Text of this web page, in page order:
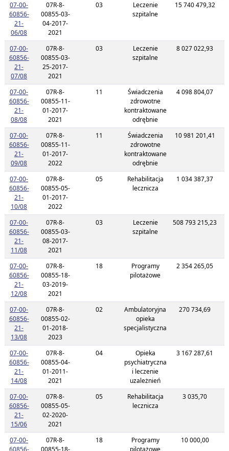
07-00-
60856-
21-
06/08Link do listy planu umowy o kodzie 07-00-60856-21-06/08
07R-8-
00855-03-
04-2017-
2021
03
Leczenie
szpitalne
15 740 479,32
07-00-
60856-
21-
07/08Link do listy planu umowy o kodzie 07-00-60856-21-07/08
07R-8-
00855-03-
25-2017-
2021
03
Leczenie
szpitalne
8 027 022,93
07-00-
60856-
21-
08/08Link do listy planu umowy o kodzie 07-00-60856-21-08/08
07R-8-
00855-11-
01-2017-
2021
11
Świadczenia
zdrowotne
kontraktowane
odrębnie
4 098 804,07
07-00-
60856-
21-
09/08Link do listy planu umowy o kodzie 07-00-60856-21-09/08
07R-8-
00855-11-
01-2017-
2022
11
Świadczenia
zdrowotne
kontraktowane
odrębnie
10 981 201,41
07-00-
60856-
21-
10/08Link do listy planu umowy o kodzie 07-00-60856-21-10/08
07R-8-
00855-05-
01-2017-
2022
05
Rehabilitacja
lecznicza
1 034 387,37
07-00-
60856-
21-
11/08Link do listy planu umowy o kodzie 07-00-60856-21-11/08
07R-8-
00855-03-
08-2017-
2021
03
Leczenie
szpitalne
508 793 215,23
07-00-
60856-
21-
12/08Link do listy planu umowy o kodzie 07-00-60856-21-12/08
07R-8-
00855-18-
03-2019-
2021
18
Programy
pilotażowe
2 354 265,05
07-00-
60856-
21-
13/08Link do listy planu umowy o kodzie 07-00-60856-21-13/08
07R-8-
00855-02-
01-2018-
2023
02
Ambulatoryjna
opieka
specjalistyczna
270 734,69
07-00-
60856-
21-
14/08Link do listy planu umowy o kodzie 07-00-60856-21-14/08
07R-8-
00855-04-
01-2011-
2021
04
Opieka
psychiatryczna
i leczenie
uzależnień
3 167 287,61
07-00-
60856-
21-
15/06Link do listy planu umowy o kodzie 07-00-60856-21-15/06
07R-8-
00855-05-
02-2020-
2021
05
Rehabilitacja
lecznicza
3 035,70
07-00-
60856-
07R-8-
00855-18-
18
Programy
pilotażowe
10 000,00